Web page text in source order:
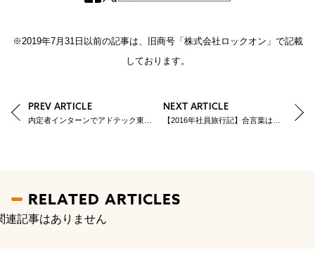
※2019年7月31日以前の記事は、旧商号「株式会社ロックオン」で記載
しております。
PREV ARTICLE NEXT ARTICLE
RELATED ARTICLES
連記事はありません